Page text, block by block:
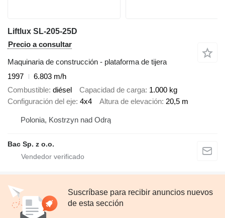
Liftlux SL-205-25D
Precio a consultar
Maquinaria de construcción - plataforma de tijera
1997
6.803 m/h
Combustible diésel Capacidad de carga 1.000 kg
Configuración del eje 4x4 Altura de elevación 20,5 m
Polonia, Kostrzyn nad Odrą
Bac Sp. z o.o.
Suscríbase para recibir anuncios nuevos
de esta sección